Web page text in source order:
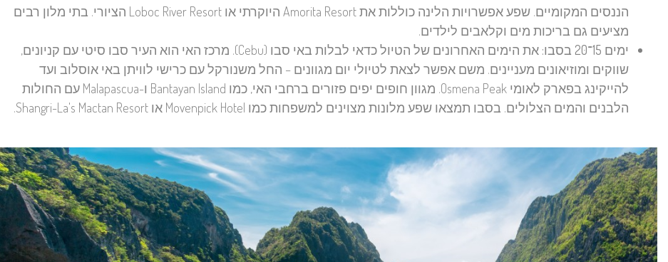
הננסים המקומיים. שפע אפשרויות הלינה כוללות את Amorita Resort היוקרתי או Loboc River Resort הציורי. בתי מלון רבים
מציעים גם בריכות מים וקלאבים לילדים.
ימים 15־20 בסבו:
את הימים האחרונים של הטיול כדאי לבלות באי סבו (Cebu). מרכז האי הוא העיר סבו סיטי עם קניונים,
שווקים ומוזיאונים מעניינים. משם אפשר לצאת לטיולי יום מגוונים – החל משנורקל עם כרישי לוויתן באי אוסלוב ועד
להייקינג בפארק לאומי Osmena Peak. מגוון חופים יפים פזורים ברחבי האי, כמו Bantayan Island ו-Malapascua עם החולות
הלבנים והמים הצלולים. בסבו תמצאו שפע מלונות מצוינים למשפחות כמו Movenpick Hotel או Shangri-La's Mactan Resort.